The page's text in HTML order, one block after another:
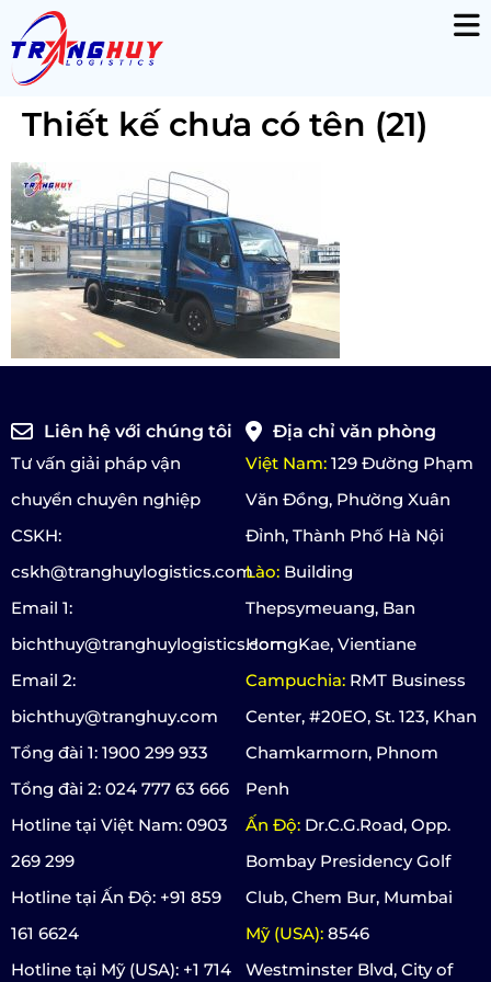
Thiết kế chưa có tên (21)
Liên hệ với chúng tôi
Tư vấn giải pháp vận
chuyển chuyên nghiệp
CSKH:
cskh@tranghuylogistics.com
Email 1:
bichthuy@tranghuylogistics.com
Email 2:
bichthuy@tranghuy.com
Tổng đài 1: 1900 299 933
Tổng đài 2: 024 777 63 666
Hotline tại Việt Nam: 0903
269 299
Hotline tại Ấn Độ: +91 859
161 6624
Hotline tại Mỹ (USA): +1 714
Địa chỉ văn phòng
Việt Nam: 129 Đường Phạm
Văn Đồng, Phường Xuân
Đỉnh, Thành Phố Hà Nội
Lào: Building
Thepsymeuang, Ban
HorngKae, Vientiane
Campuchia: RMT Business
Center, #20EO, St. 123, Khan
Chamkarmorn, Phnom
Penh
Ấn Độ: Dr.C.G.Road, Opp.
Bombay Presidency Golf
Club, Chem Bur, Mumbai
Mỹ (USA): 8546
Westminster Blvd, City of